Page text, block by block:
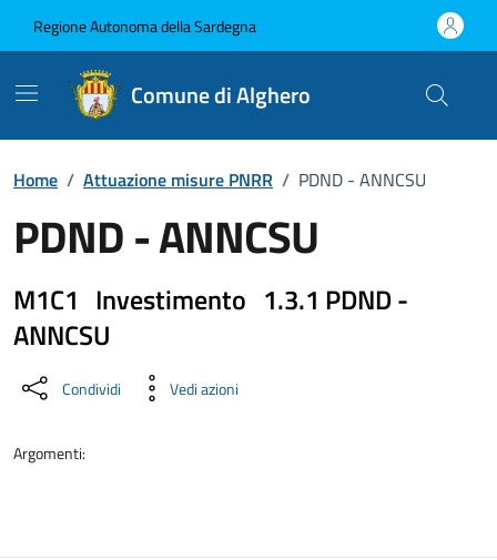
Regione Autonoma della Sardegna
Comune di Alghero
Home / Attuazione misure PNRR / PDND - ANNCSU
PDND - ANNCSU
M1C1 Investimento 1.3.1 PDND -
ANNCSU
Dettaglio del progetto PNRR
Condividi Vedi azioni
Argomenti: